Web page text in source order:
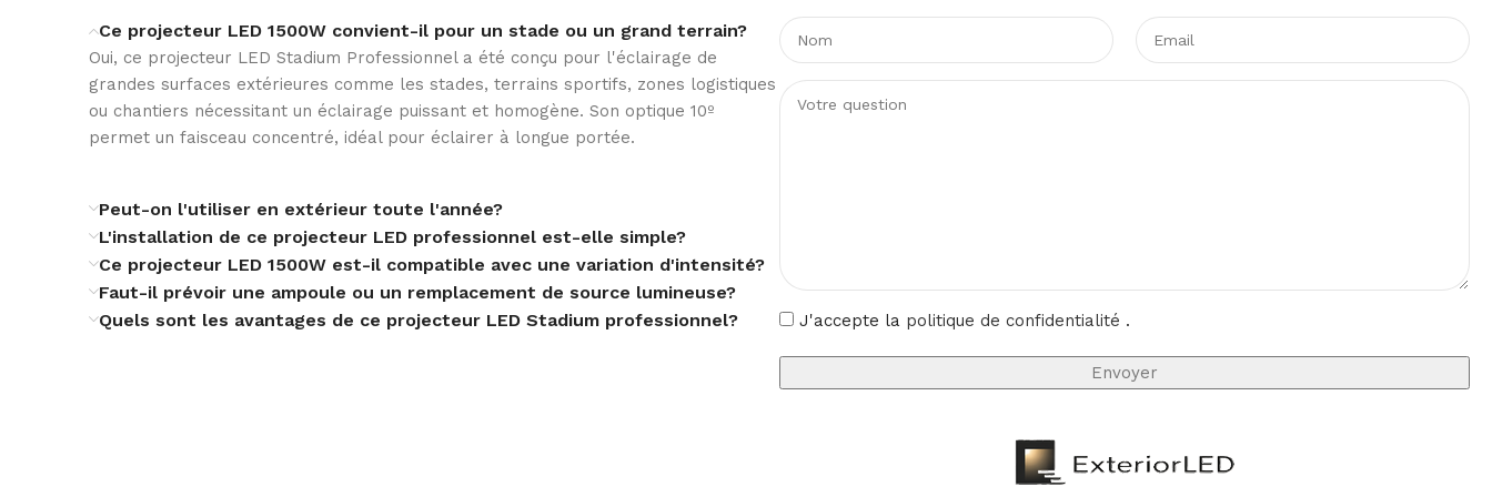
PROTECTION IK IK10
PROTECTION IP
TEMPÉRATURE AMBIANTE DE TRAVAIL
USAGE Extérieur
Ce projecteur LED 1500W convient-il pour un stade ou un grand terrain?
Oui, ce projecteur LED Stadium Professionnel a été conçu pour l'éclairage de
grandes surfaces extérieures comme les stades, terrains sportifs, zones logistiques
ou chantiers nécessitant un éclairage puissant et homogène. Son optique 10º
permet un faisceau concentré, idéal pour éclairer à longue portée.
Peut-on l'utiliser en extérieur toute l'année?
L'installation de ce projecteur LED professionnel est-elle simple?
Ce projecteur LED 1500W est-il compatible avec une variation d'intensité?
Faut-il prévoir une ampoule ou un remplacement de source lumineuse?
Quels sont les avantages de ce projecteur LED Stadium professionnel?
J'accepte la politique de confidentialité .